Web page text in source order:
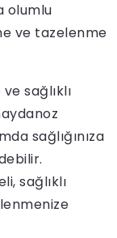
olumlu
ve tazelenme
sağlıklı
sağlığınıza
sağlıklı